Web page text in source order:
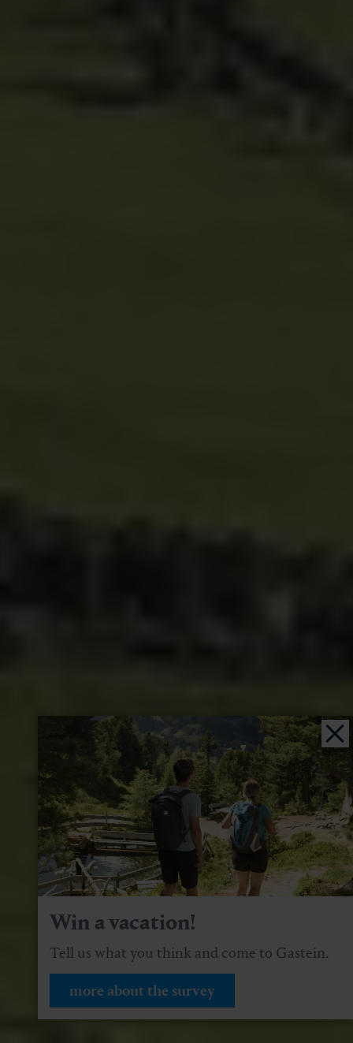
Win a vacation!
Tell us what you think and come to Gastein.
more about the survey